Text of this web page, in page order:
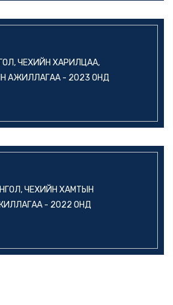
ЧЕХИЙН ХАРИЛЦАА,
АЖИЛЛАГАА - 2023 ОНД
ЧЕХИЙН ХАМТЫН
- 2022 ОНД